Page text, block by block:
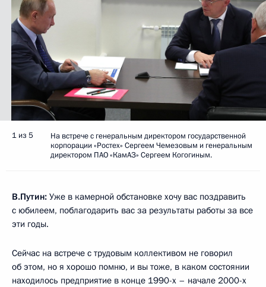
1 из 5
На встрече с генеральным директором государственной
корпорации «Ростех» Сергеем Чемезовым и генеральным
директором ПАО «КамАЗ» Сергеем Когогиным.
В.Путин: Уже в камерной обстановке хочу вас поздравить
с юбилеем, поблагодарить вас за результаты работы за все
эти годы.
Сейчас на встрече с трудовым коллективом не говорил
об этом, но я хорошо помню, и вы тоже, в каком состоянии
находилось предприятие в конце 1990-х – начале 2000-х